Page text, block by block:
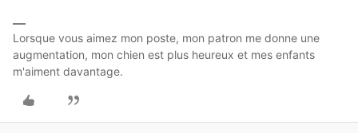
Lorsque vous aimez mon poste, mon patron me donne une
augmentation, mon chien est plus heureux et mes enfants
m'aiment davantage.